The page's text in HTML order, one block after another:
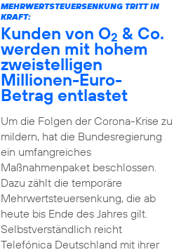
MEHRWERTSTEUERSENKUNG TRITT IN
KRAFT:
Kunden von O2 & Co.
werden mit hohem
zweistelligen
Millionen-Euro-
Betrag entlastet
Um die Folgen der Corona-Krise zu
mildern, hat die Bundesregierung
ein umfangreiches
Maßnahmenpaket beschlossen.
Dazu zählt die temporäre
Mehrwertsteuersenkung, die ab
heute bis Ende des Jahres gilt.
Selbstverständlich reicht
Telefónica Deutschland mit ihrer